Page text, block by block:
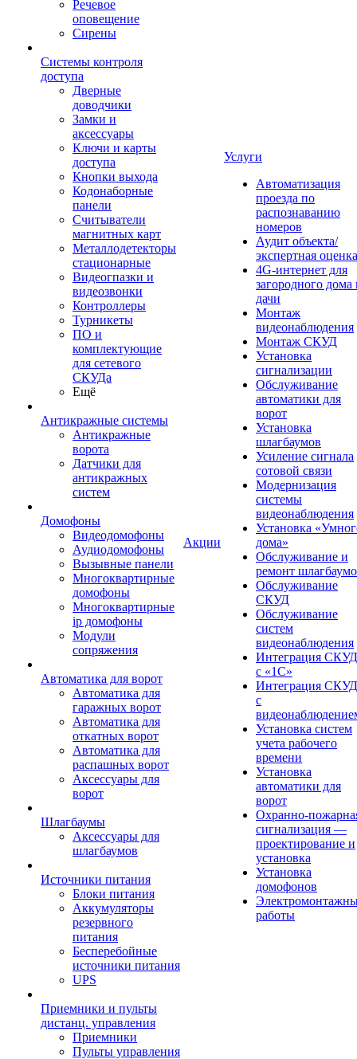
Речевое
оповещение
Сирены
Системы контроля
доступа
Дверные
доводчики
Замки и
аксессуары
Ключи и карты
доступа
Кнопки выхода
Кодонаборные
панели
Считыватели
магнитных карт
Металлодетекторы
стационарные
Видеогпазки и
видеозвонки
Контроллеры
Турникеты
ПО и
комплектующие
для сетевого
СКУДа
Ещё
Антикражные системы
Антикражные
ворота
Датчики для
антикражных
систем
Домофоны
Видеодомофоны
Аудиодомофоны
Вызывные панели
Многоквартирные
домофоны
Многоквартирные
ip домофоны
Модули
сопряжения
Автоматика для ворот
Автоматика для
гаражных ворот
Автоматика для
откатных ворот
Автоматика для
распашных ворот
Аксессуары для
ворот
Шлагбаумы
Аксессуары для
шлагбаумов
Источники питания
Блоки питания
Аккумуляторы
резервного
питания
Бесперебойные
источники питания
UPS
Приемники и пульты
дистанц. управления
Приемники
Пульты управления
Акции
Услуги
Автоматизация
проезда по
распознаванию
номеров
Аудит объекта/
экспертная оценка
4G-интернет для
загородного дома
дачи
Монтаж
видеонаблюдения
Монтаж СКУД
Установка
сигнализации
Обслуживание
автоматики для
ворот
Установка
шлагбаумов
Усиление сигнала
сотовой связи
Модернизация
системы
видеонаблюдения
Установка
дома»
Обслуживание и
ремонт
Обслуживание
СКУД
Обслуживание
систем
видеонаблюдения
Интеграция СКУД
с «1С»
Интеграция СКУД
с
Установка систем
учета рабочего
времени
Установка
автоматики для
ворот
Охранно-
сигнализация —
проектирование и
установка
Установка
домофонов
работы